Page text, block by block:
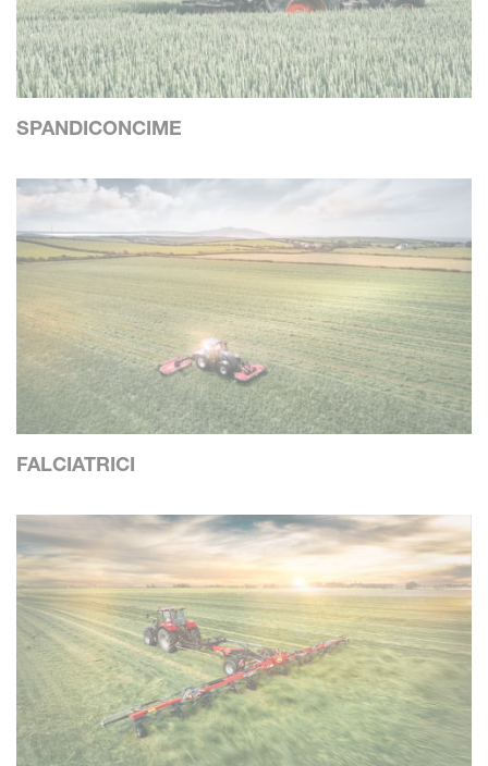
SPANDICONCIME
FALCIATRICI